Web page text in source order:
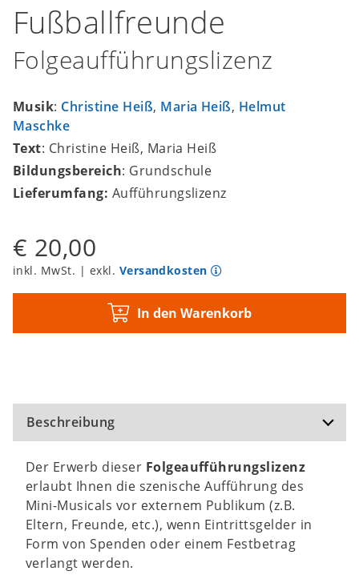
Fußballfreunde
Folgeaufführungslizenz
Musik: Christine Heiß, Maria Heiß, Helmut
Maschke
Text: Christine Heiß, Maria Heiß
Bildungsbereich: Grundschule
Lieferumfang: Aufführungslizenz
€ 20,00
inkl. MwSt. | exkl. Versandkosten
In den Warenkorb
Beschreibung
Der Erwerb dieser Folgeaufführungslizenz
erlaubt Ihnen die szenische Aufführung des
Mini-Musicals vor externem Publikum (z.B.
Eltern, Freunde, etc.), wenn Eintrittsgelder in
Form von Spenden oder einem Festbetrag
verlangt werden.